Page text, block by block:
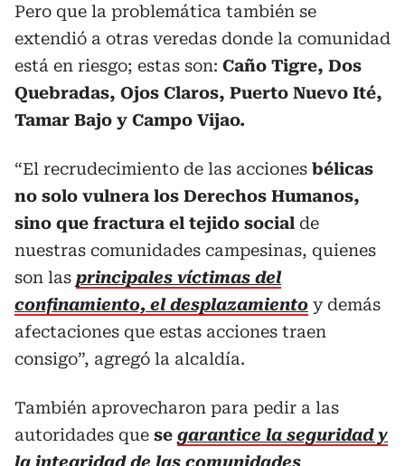
Pero que la problemática también se
extendió a otras veredas donde la comunidad
está en riesgo; estas son: Caño Tigre, Dos
Quebradas, Ojos Claros, Puerto Nuevo Ité,
Tamar Bajo y Campo Vijao.
“El recrudecimiento de las acciones bélicas
no solo vulnera los Derechos Humanos,
sino que fractura el tejido social de
nuestras comunidades campesinas, quienes
son las principales víctimas del
confinamiento, el desplazamiento y demás
afectaciones que estas acciones traen
consigo”, agregó la alcaldía.
También aprovecharon para pedir a las
autoridades que se garantice la seguridad y
la integridad de las comunidades